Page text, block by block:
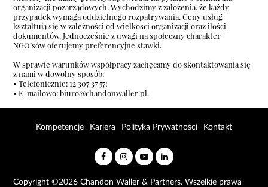
organizacji pozarządowych. Wychodzimy z założenia, że każdy
przypadek wymaga oddzielnego rozpatrywania. Ceny usług
kształtują się w zależności od wielkości organizacji oraz ilości
dokumentów. Jednocześnie z uwagi na społeczny charakter
NGO’sów oferujemy preferencyjne stawki.
W sprawie warunków współpracy zachęcamy do skontaktowania się
z nami w dowolny sposób:
• Telefonicznie: 12 307 37 57;
• E-mailowo: biuro@chandonwaller.pl.
Copyright ©2026 Chandon Waller & Partners. Wszelkie prawa
Kompetencje Kariera Polityka Prywatności Kontakt